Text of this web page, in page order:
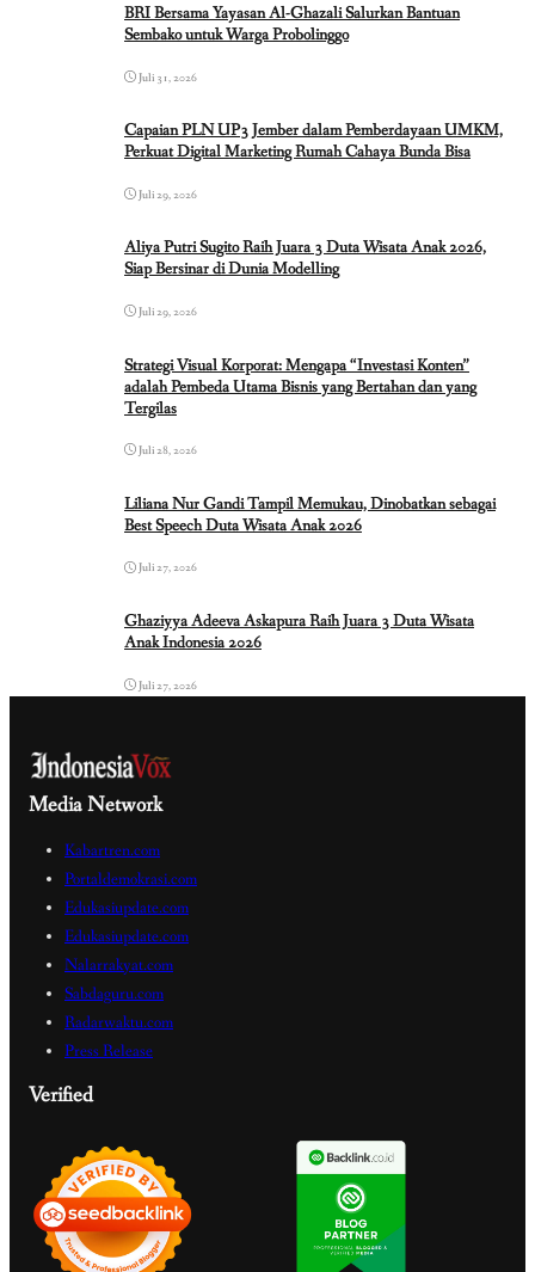
BRI Bersama Yayasan Al-Ghazali Salurkan Bantuan
Sembako untuk Warga Probolinggo
Juli 31, 2026
Capaian PLN UP3 Jember dalam Pemberdayaan UMKM,
Perkuat Digital Marketing Rumah Cahaya Bunda Bisa
Juli 29, 2026
Aliya Putri Sugito Raih Juara 3 Duta Wisata Anak 2026,
Siap Bersinar di Dunia Modelling
Juli 29, 2026
Strategi Visual Korporat: Mengapa “Investasi Konten”
adalah Pembeda Utama Bisnis yang Bertahan dan yang
Tergilas
Juli 28, 2026
Liliana Nur Gandi Tampil Memukau, Dinobatkan sebagai
Best Speech Duta Wisata Anak 2026
Juli 27, 2026
Ghaziyya Adeeva Askapura Raih Juara 3 Duta Wisata
Anak Indonesia 2026
Juli 27, 2026
Media Network
Kabartren.com
Portaldemokrasi.com
Edukasiupdate.com
Edukasiupdate.com
Nalarrakyat.com
Sabdaguru.com
Radarwaktu.com
Press Release
Verified